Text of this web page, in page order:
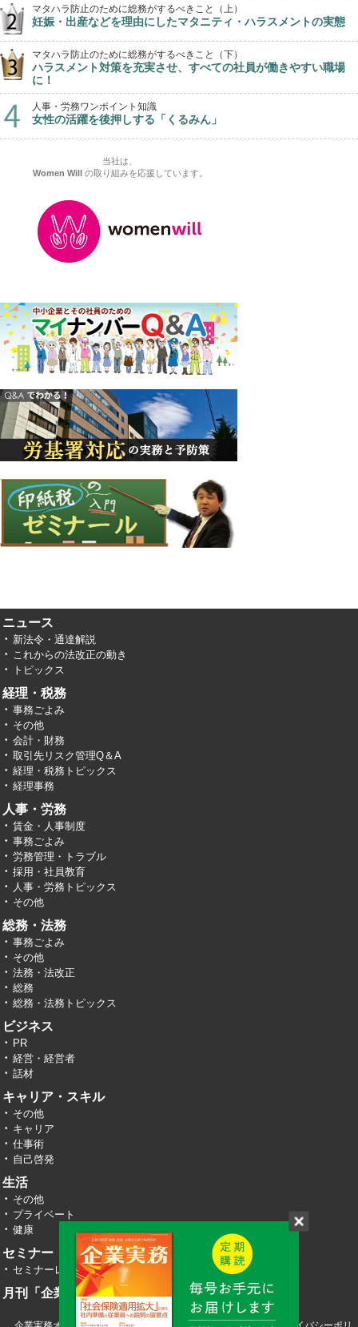
マタハラ防止のために総務がするべきこと（上）
妊娠・出産などを理由にしたマタニティ・ハラスメントの実態
マタハラ防止のために総務がするべきこと（下）
ハラスメント対策を充実させ、すべての社員が働きやすい職場
に！
人事・労務ワンポイント知識
女性の活躍を後押しする「くるみん」
当社は、
Women Will
の取り組みを応援しています。
ニュース
新法令・通達解説
これからの法改正の動き
トピックス
経理・税務
事務ごよみ
その他
会計・財務
取引先リスク管理Q＆A
経理・税務トピックス
経理事務
人事・労務
賃金・人事制度
事務ごよみ
労務管理・トラブル
採用・社員教育
人事・労務トピックス
その他
総務・法務
事務ごよみ
その他
法務・法改正
総務
総務・法務トピックス
ビジネス
PR
経営・経営者
話材
キャリア・スキル
その他
キャリア
仕事術
自己啓発
生活
その他
プライベート
健康
セミナー・イベント
セミナーレポート
月刊「企業実務」